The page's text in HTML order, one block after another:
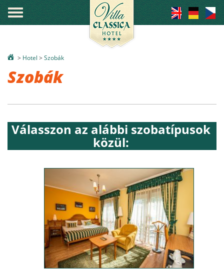
° > Hotel > Szobák
Szobák
Válasszon az alábbi szobatípusok
közül: